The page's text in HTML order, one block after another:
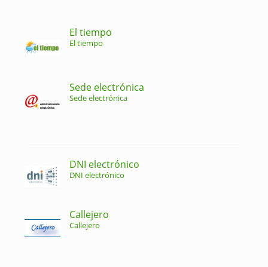
El tiempo
El tiempo
Sede electrónica
Sede electrónica
DNI electrónico
DNI electrónico
Callejero
Callejero